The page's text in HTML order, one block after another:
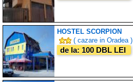
HOSTEL SCORPION
( cazare in Oradea )
de la: 100 DBL LEI